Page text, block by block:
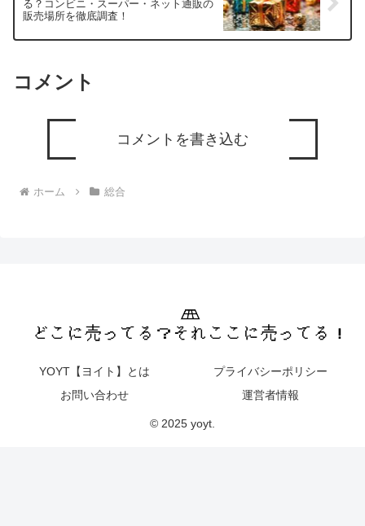
る？コンビニ・スーパー・ネット通販の
販売場所を徹底調査！
コメント
コメントを書き込む
ホーム 総合
YOYT【ヨイト】とは
プライバシーポリシー
お問い合わせ
運営者情報
© 2025 yoyt.